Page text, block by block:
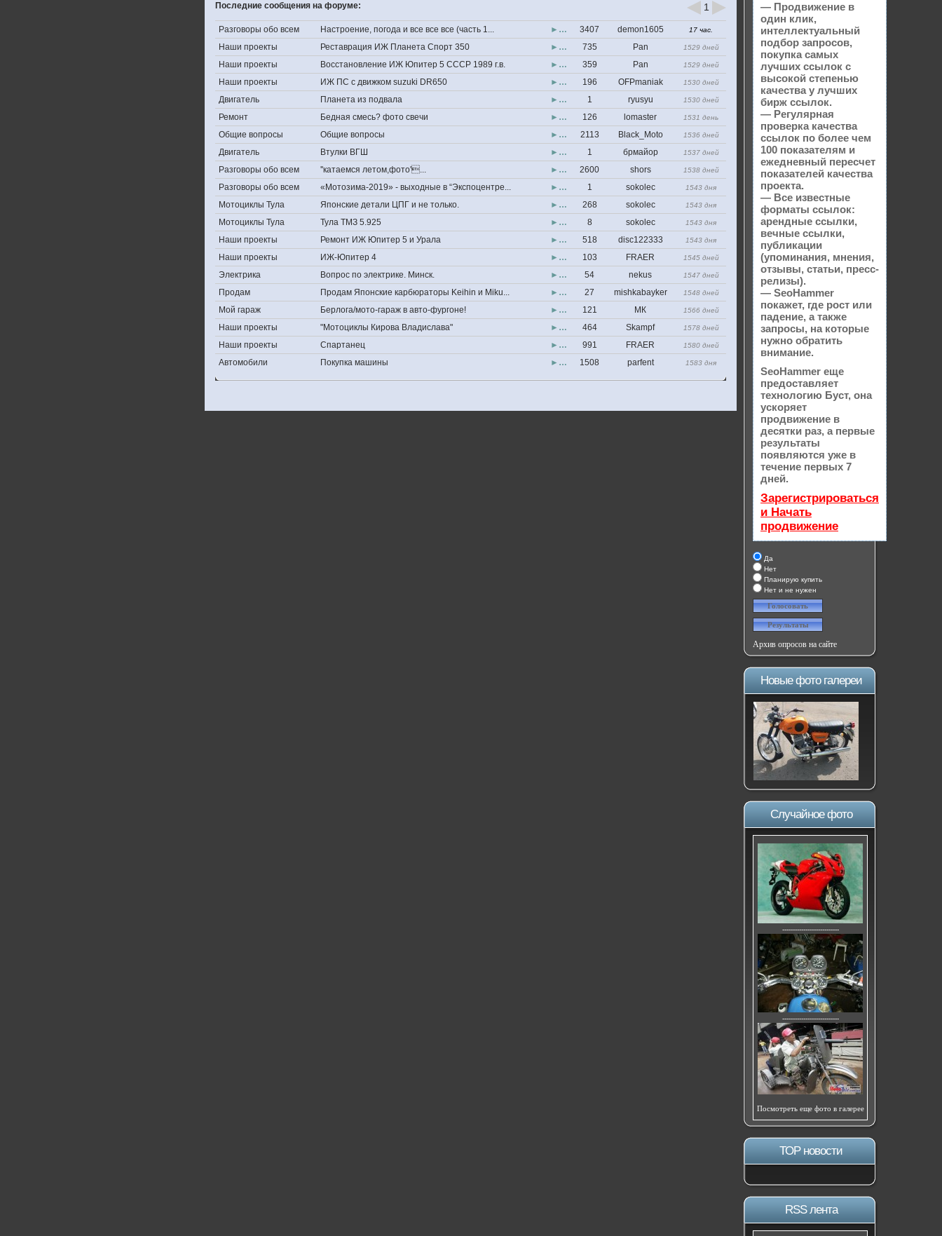
Последние сообщения на форуме: 1
Разговоры обо всем Настроение, погода и все все все (часть 1... ►… 3407 demon1605 17 час.
Наши проекты Реставрация ИЖ Планета Спорт 350 ►… 735 Pan 1529 дней
Наши проекты Восстановление ИЖ Юпитер 5 СССР 1989 г.в. ►… 359 Pan 1529 дней
Наши проекты ИЖ ПС с движком suzuki DR650 ►… 196 OFPmaniak 1530 дней
Двигатель Планета из подвала ►… 1 ryusyu 1530 дней
Ремонт Бедная смесь? фото свечи ►… 126 lomaster 1531 день
Общие вопросы Общие вопросы ►… 2113 Black_Moto 1536 дней
Двигатель Втулки ВГШ ►… 1 брмайор 1537 дней
Разговоры обо всем ''катаемся летом,фото'... ►… 2600 shors 1538 дней
Разговоры обо всем «Мотозима-2019» - выходные в “Экспоцентре... ►… 1 sokolec 1543 дня
Мотоциклы Тула Японские детали ЦПГ и не только. ►… 268 sokolec 1543 дня
Мотоциклы Тула Тула ТМЗ 5.925 ►… 8 sokolec 1543 дня
Наши проекты Ремонт ИЖ Юпитер 5 и Урала ►… 518 disc122333 1543 дня
Наши проекты ИЖ-Юпитер 4 ►… 103 FRAER 1545 дней
Электрика Вопрос по электрике. Минск. ►… 54 nekus 1547 дней
Продам Продам Японские карбюраторы Keihin и Miku... ►… 27 mishkabayker 1548 дней
Мой гараж Берлога/мото-гараж в авто-фургоне! ►… 121 МК 1566 дней
Наши проекты "Мотоциклы Кирова Владислава" ►… 464 Skampf 1578 дней
Наши проекты Спартанец ►… 991 FRAER 1580 дней
Автомобили Покупка машины ►… 1508 parfent 1583 дня
— Продвижение в
один клик,
интеллектуальный
подбор запросов,
покупка самых
лучших ссылок с
высокой степенью
качества у лучших
бирж ссылок.
— Регулярная
проверка качества
ссылок по более чем
100 показателям и
ежедневный пересчет
показателей качества
проекта.
— Все известные
форматы ссылок:
арендные ссылки,
вечные ссылки,
публикации
(упоминания, мнения,
отзывы, статьи, пресс-
релизы).
— SeoHammer
покажет, где рост или
падение, а также
запросы, на которые
нужно обратить
внимание.
SeoHammer еще
предоставляет
технологию Буст, она
ускоряет
продвижение в
десятки раз, а первые
результаты
появляются уже в
течение первых 7
дней.
Зарегистрироваться
и Начать
продвижение
Да
Нет
Планирую купить
Нет и не нужен
Архив опросов на сайте
Новые фото галереи
Случайное фото
---------------------------
---------------------------
Посмотреть еще фото в галерее
ТОР новости
RSS лента